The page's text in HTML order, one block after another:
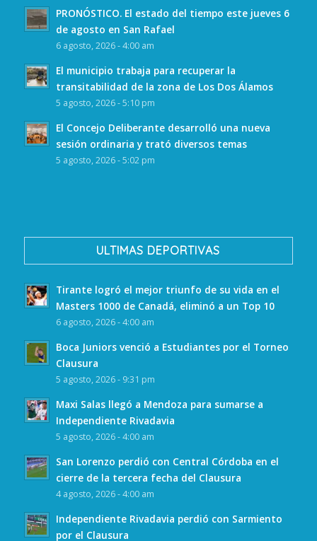
PRONÓSTICO. El estado del tiempo este jueves 6
de agosto en San Rafael
6 agosto, 2026 - 4:00 am
El municipio trabaja para recuperar la
transitabilidad de la zona de Los Dos Álamos
5 agosto, 2026 - 5:10 pm
El Concejo Deliberante desarrolló una nueva
sesión ordinaria y trató diversos temas
5 agosto, 2026 - 5:02 pm
ULTIMAS DEPORTIVAS
Tirante logró el mejor triunfo de su vida en el
Masters 1000 de Canadá, eliminó a un Top 10
6 agosto, 2026 - 4:00 am
Boca Juniors venció a Estudiantes por el Torneo
Clausura
5 agosto, 2026 - 9:31 pm
Maxi Salas llegó a Mendoza para sumarse a
Independiente Rivadavia
5 agosto, 2026 - 4:00 am
San Lorenzo perdió con Central Córdoba en el
cierre de la tercera fecha del Clausura
4 agosto, 2026 - 4:00 am
Independiente Rivadavia perdió con Sarmiento
por el Clausura